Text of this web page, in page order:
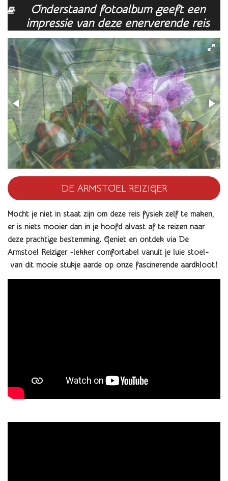
Onderstaand fotoalbum geeft een
impressie van deze enerverende reis
DE ARMSTOEL REIZIGER
Mocht je niet in staat zijn om deze reis fysiek zelf te maken,
er is niets mooier dan in je hoofd alvast af te reizen naar
deze prachtige bestemming. Geniet en ontdek via De
Armstoel Reiziger -lekker comfortabel vanuit je luie stoel-
van dit mooie stukje aarde op onze fascinerende aardkloot!